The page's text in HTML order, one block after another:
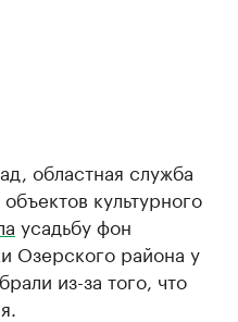
областная служба
культурного
усадьбу фон
Озерского района у
из-за того, что